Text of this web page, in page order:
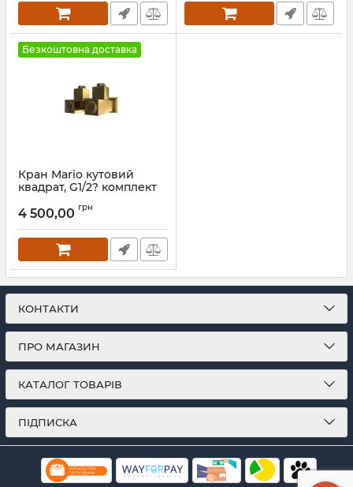
Безкоштовна доставка
Кран Mario кутовий
квадрат, G1/2? комплект
Артикул:4.0.0201.56.P-G
4 500,00 грн
КОНТАКТИ
ПРО МАГАЗИН
КАТАЛОГ ТОВАРІВ
ПІДПИСКА